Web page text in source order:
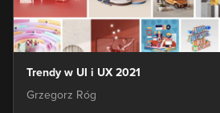
Trendy w UI i UX 2021
Grzegorz Róg